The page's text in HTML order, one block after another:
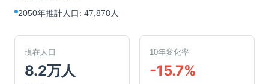
2050年推計人口: 47,878人
現在人口
8.2万人
10年変化率
-15.7%